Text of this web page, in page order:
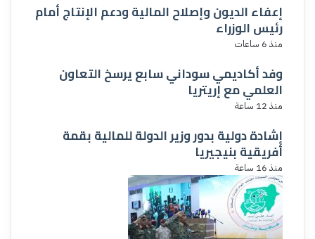
إعفاء الديون وإصلاح المالية ودعم الإنتاج أمام
رئيس الوزراء
منذ 6 ساعات
وفد أكاديمي سوداني سابع يرسخ التعاون
العلمي مع إريتريا
منذ 12 ساعة
إشادة دولية بدور وزير الدولة للمالية بقمة
أفريقية بنيجيريا
منذ 16 ساعة